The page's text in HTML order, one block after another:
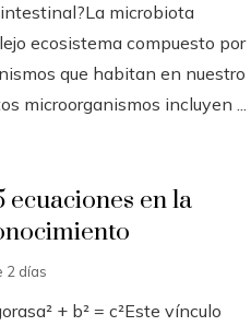
microbiota
ecosistema compuesto por
que habitan en nuestro
microorganismos incluyen ...
ecuaciones en la
2 días
+ b² = c²Este vínculo